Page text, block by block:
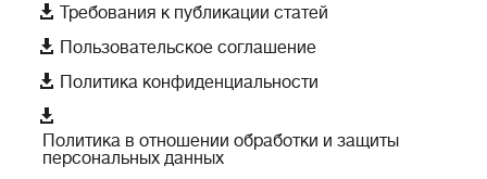
 Требования к публикации статей
 Пользовательское соглашение
 Политика конфиденциальности

Политика в отношении обработки и защиты
персональных данных